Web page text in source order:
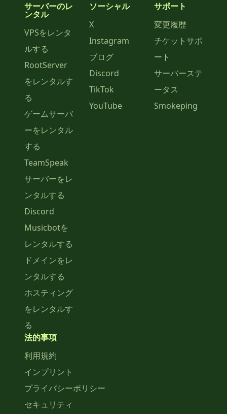
サーバーのレ
ンタル
VPSをレンタ
ルする
RootServer
をレンタルす
る
ゲームサーバ
ーをレンタル
する
TeamSpeak
サーバーをレ
ンタルする
Discord
Musicbotを
レンタルする
ドメインをレ
ンタルする
ホスティング
をレンタルす
る
ソーシャル
X
Instagram
ブログ
Discord
TikTok
YouTube
サポート
変更履歴
チケットサポ
ート
サーバーステ
ータス
Smokeping
法的事項
利用規約
インプリント
プライバシーポリシー
セキュリティ